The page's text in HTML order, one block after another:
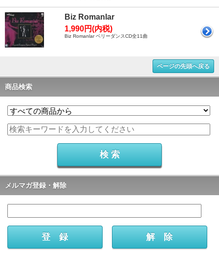
Biz Romanlar
1,990円(内税)
Biz Romanlar ベリーダンスCD全11曲
ページの先頭へ戻る
商品検索
メルマガ登録・解除